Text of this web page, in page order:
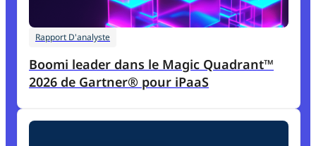
Rapport D'analyste
Boomi leader dans le Magic Quadrant™
2026 de Gartner® pour iPaaS